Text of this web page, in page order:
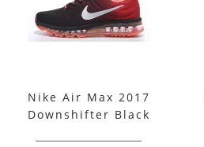
Nike Air Max 2017
Downshifter Black